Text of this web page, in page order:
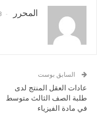
المحرر
السابق بوست
عادات العقل المنتج لدى
طلبة الصف الثالث متوسط
في مادة الفيزياء